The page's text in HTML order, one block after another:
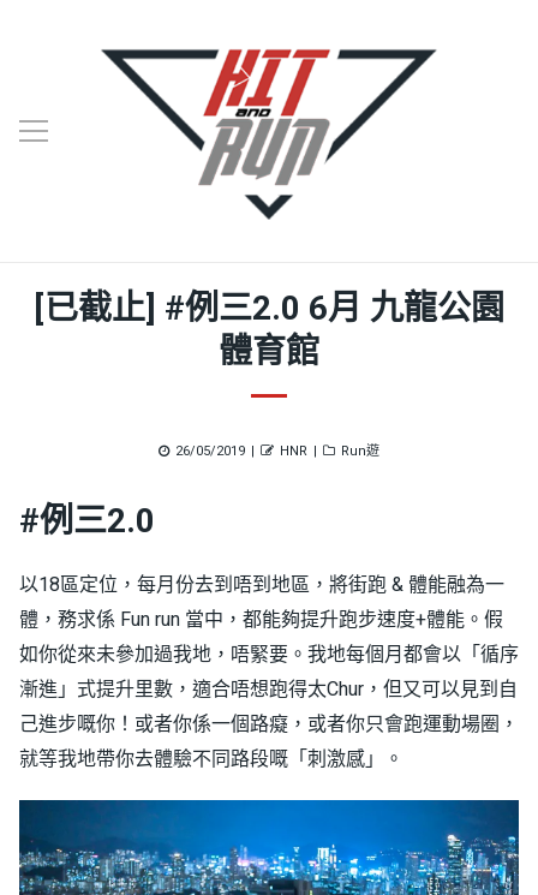
[已截止] #例三2.0 6月 九龍公園
體育館
Posted
26/05/2019 Author
HNR Categories
Run遊
#例三2.0
以18區定位，每月份去到唔到地區，將街跑 & 體能融為一
體，務求係 Fun run 當中，都能夠提升跑步速度+體能。假
如你從來未參加過我地，唔緊要。我地每個月都會以「循序
漸進」式提升里數，適合唔想跑得太Chur，但又可以見到自
己進步嘅你！或者你係一個路癡，或者你只會跑運動場圈，
就等我地帶你去體驗不同路段嘅「刺激感」。